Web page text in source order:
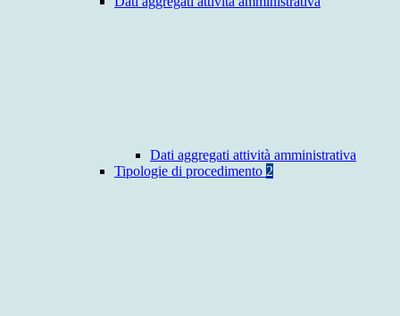
Dati aggregati attività amministrativa
Tipologie di procedimento 2